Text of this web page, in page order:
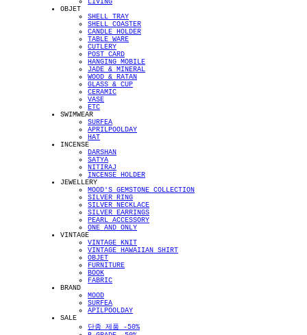
LIVING
OBJET
SHELL TRAY
SHELL COASTER
CANDLE HOLDER
TABLE WARE
CUTLERY
POST CARD
HANGING MOBILE
JADE & MINERAL
WOOD & RATAN
GLASS & CUP
CERAMIC
VASE
ETC
SWIMWEAR
SURFEA
APRILPOOLDAY
HAT
INCENSE
DARSHAN
SATYA
NITIRAJ
INCENSE HOLDER
JEWELLERY
MOOD'S GEMSTONE COLLECTION
SILVER RING
SILVER NECKLACE
SILVER EARRINGS
PEARL ACCESSORY
ONE AND ONLY
VINTAGE
VINTAGE KNIT
VINTAGE HAWAIIAN SHIRT
OBJET
FURNITURE
BOOK
FABRIC
BRAND
MOOD
SURFEA
APILPOOLDAY
SALE
단종 제품 -50%